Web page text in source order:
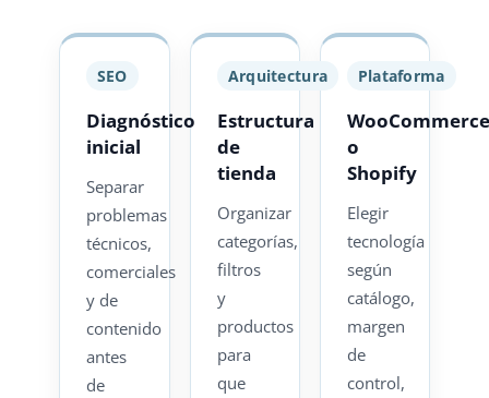
SEO
Diagnóstico
inicial
Separar
problemas
técnicos,
comerciales
y de
contenido
antes
de
Arquitectura
Estructura
de
tienda
Organizar
categorías,
filtros
y
productos
para
que
Plataforma
WooCommerce
o
Shopify
Elegir
tecnología
según
catálogo,
margen
de
control,